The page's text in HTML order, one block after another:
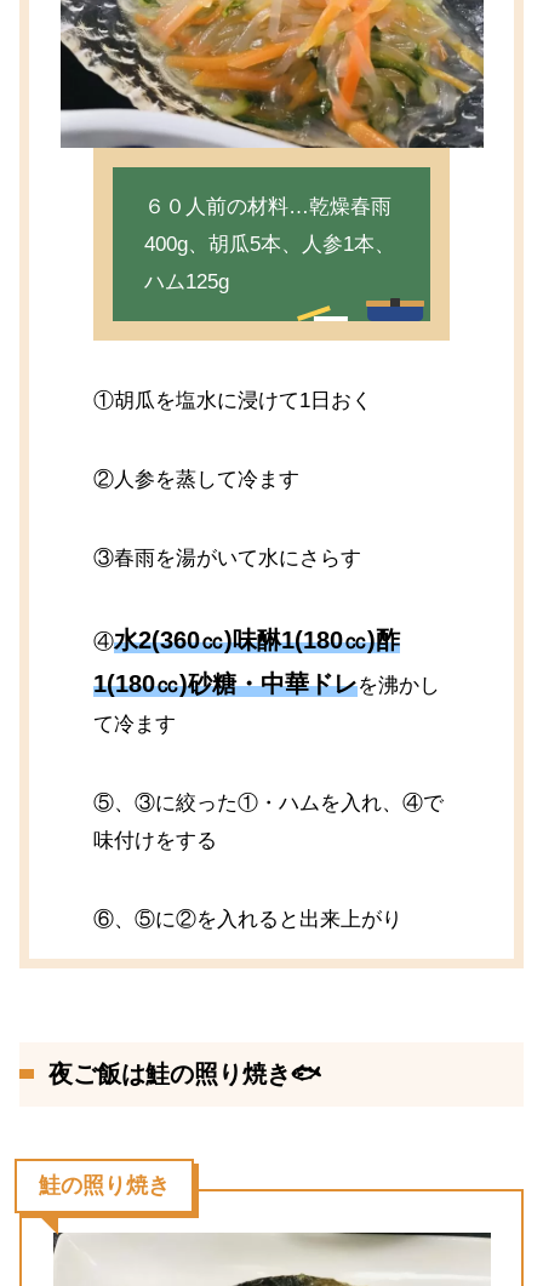
６０人前の材料…乾燥春雨
400g、胡瓜5本、人参1本、
ハム125g
①胡瓜を塩水に浸けて1日おく
②人参を蒸して冷ます
③春雨を湯がいて水にさらす
④水2(360㏄)味醂1(180㏄)酢
1(180㏄)砂糖・中華ドレを沸かし
て冷ます
⑤、③に絞った①・ハムを入れ、④で
味付けをする
⑥、⑤に②を入れると出来上がり
夜ご飯は鮭の照り焼き🐟
鮭の照り焼き